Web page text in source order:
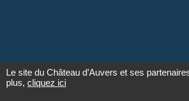
Le site du Château d’Auvers et ses
plus, cliquez ici